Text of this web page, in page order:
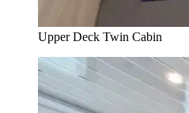
Upper Deck Twin Cabin